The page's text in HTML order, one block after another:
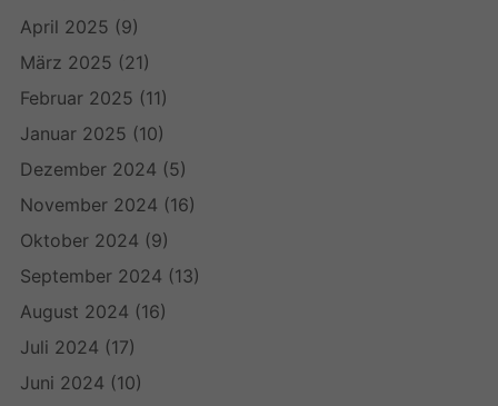
April 2025 (9)
März 2025 (21)
Februar 2025 (11)
Januar 2025 (10)
Dezember 2024 (5)
November 2024 (16)
Oktober 2024 (9)
September 2024 (13)
August 2024 (16)
Juli 2024 (17)
Juni 2024 (10)